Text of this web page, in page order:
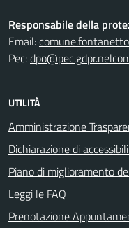
Responsabile della
Email:
Pec:
UTILITÀ
Amministrazione
Dichiarazione di
Piano di miglioramento
Leggi le FAQ
Prenotazione